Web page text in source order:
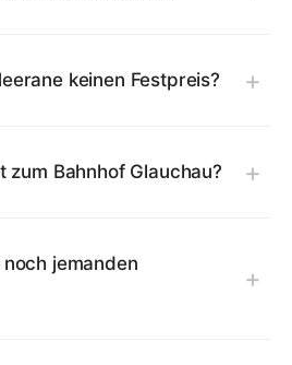
keinen Festpreis?
zum Bahnhof Glauchau?
jemanden